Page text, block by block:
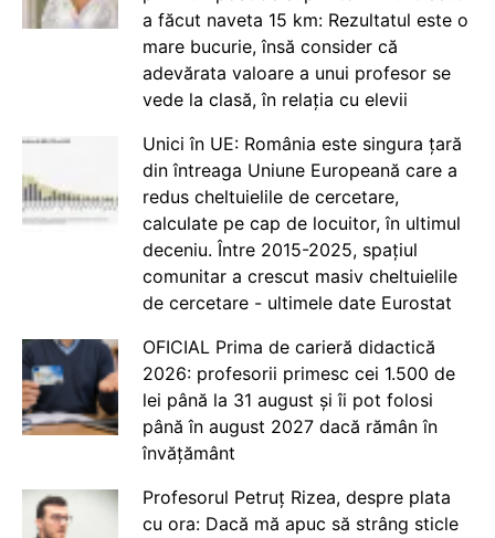
a făcut naveta 15 km: Rezultatul este o
mare bucurie, însă consider că
adevărata valoare a unui profesor se
vede la clasă, în relația cu elevii
Unici în UE: România este singura țară
din întreaga Uniune Europeană care a
redus cheltuielile de cercetare,
calculate pe cap de locuitor, în ultimul
deceniu. Între 2015-2025, spațiul
comunitar a crescut masiv cheltuielile
de cercetare - ultimele date Eurostat
OFICIAL Prima de carieră didactică
2026: profesorii primesc cei 1.500 de
lei până la 31 august și îi pot folosi
până în august 2027 dacă rămân în
învățământ
Profesorul Petruț Rizea, despre plata
cu ora: Dacă mă apuc să strâng sticle